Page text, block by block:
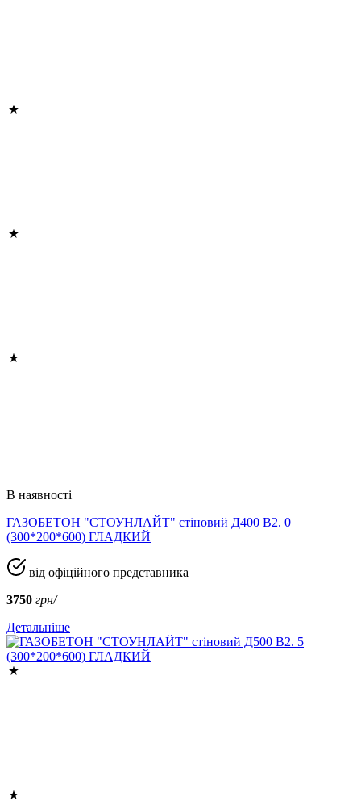
В наявності
ГАЗОБЕТОН "СТОУНЛАЙТ" стіновий Д400 В2. 0
(300*200*600) ГЛАДКИЙ
від офіційного представника
3750 грн/
Детальніше